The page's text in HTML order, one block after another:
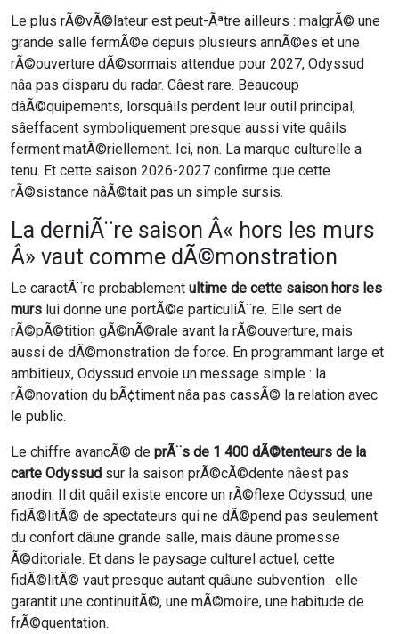
Le plus rÃ©vÃ©lateur est peut-Ãªtre ailleurs : malgrÃ© une
grande salle fermÃ©e depuis plusieurs annÃ©es et une
rÃ©ouverture dÃ©sormais attendue pour 2027, Odyssud
nâa pas disparu du radar. Câest rare. Beaucoup
dâÃ©quipements, lorsquâils perdent leur outil principal,
sâeffacent symboliquement presque aussi vite quâils
ferment matÃ©riellement. Ici, non. La marque culturelle a
tenu. Et cette saison 2026-2027 confirme que cette
rÃ©sistance nâÃ©tait pas un simple sursis.
La derniÃ¨re saison Â« hors les murs
Â» vaut comme dÃ©monstration
Le caractÃ¨re probablement ultime de cette saison hors les
murs lui donne une portÃ©e particuliÃ¨re. Elle sert de
rÃ©pÃ©tition gÃ©nÃ©rale avant la rÃ©ouverture, mais
aussi de dÃ©monstration de force. En programmant large et
ambitieux, Odyssud envoie un message simple : la
rÃ©novation du bÃ¢timent nâa pas cassÃ© la relation avec
le public.
Le chiffre avancÃ© de prÃ¨s de 1 400 dÃ©tenteurs de la
carte Odyssud sur la saison prÃ©cÃ©dente nâest pas
anodin. Il dit quâil existe encore un rÃ©flexe Odyssud, une
fidÃ©litÃ© de spectateurs qui ne dÃ©pend pas seulement
du confort dâune grande salle, mais dâune promesse
Ã©ditoriale. Et dans le paysage culturel actuel, cette
fidÃ©litÃ© vaut presque autant quâune subvention : elle
garantit une continuitÃ©, une mÃ©moire, une habitude de
frÃ©quentation.